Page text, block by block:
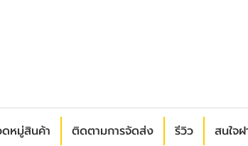
หมู่สินค้า ติดตามการจัดส่ง รีวิว สนใจ